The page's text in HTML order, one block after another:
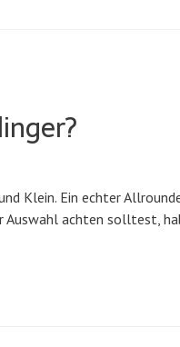
Klein. Ein echter
achten solltest,